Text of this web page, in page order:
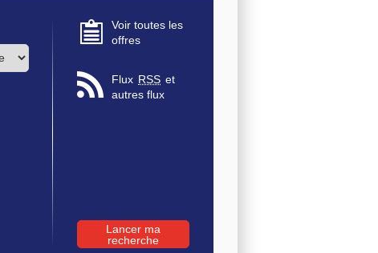
Voir toutes les
offres
Flux RSS et
autres flux